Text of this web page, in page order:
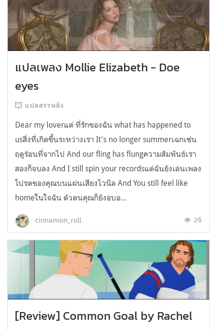
แปลเพลง Mollie Elizabeth - Doe
eyes
แปลสรรพสิ่ง
Dear my loverแด่ ที่รักของฉัน what has happened to
usสิ่งที่เกิดขึ้นระหว่างเรา It's no longer summerเฉกเช่น
ฤดูร้อนที่จากไป And our fling has flungความสัมพันธ์เรา
สองก็จบลง And I still spin your recordsแต่ฉันยังเล่นเพลง
โปรดของคุณบนแผ่นเสียงไวนิล And You still feel like
homeในใจฉัน ตัวตนคุณก็ยังอบอ...
cinnamon_roll 26
[Review] Common Goal by Rachel